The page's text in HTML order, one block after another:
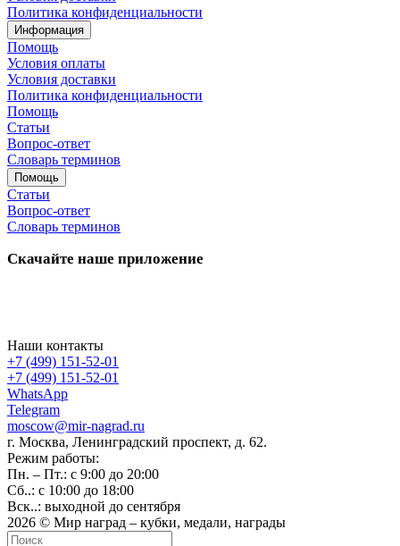
Политика конфиденциальности
Информация
Помощь
Условия оплаты
Условия доставки
Политика конфиденциальности
Помощь
Статьи
Вопрос-ответ
Словарь терминов
Помощь
Статьи
Вопрос-ответ
Словарь терминов
Скачайте наше приложение
Наши контакты
+7 (499) 151-52-01
+7 (499) 151-52-01
WhatsApp
Telegram
moscow@mir-nagrad.ru
г. Москва, Ленинградский проспект, д. 62.
Режим работы:
Пн. – Пт.: с 9:00 до 20:00
Сб..: с 10:00 до 18:00
Вск..: выходной до сентября
2026 © Мир наград – кубки, медали, награды